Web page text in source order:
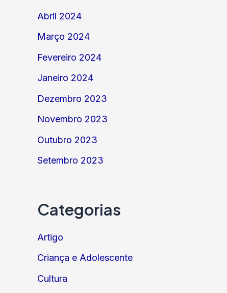
Abril 2024
Março 2024
Fevereiro 2024
Janeiro 2024
Dezembro 2023
Novembro 2023
Outubro 2023
Setembro 2023
Categorias
Artigo
Criança e Adolescente
Cultura